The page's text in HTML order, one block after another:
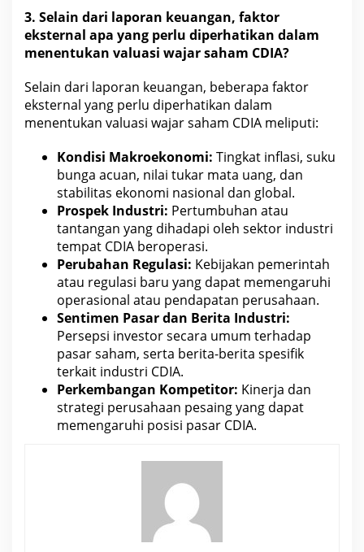
3. Selain dari laporan keuangan, faktor
eksternal apa yang perlu diperhatikan dalam
menentukan valuasi wajarsaham CDIA?
Selain dari laporan keuangan, beberapa faktor
eksternal yang perlu diperhatikan dalam
menentukan valuasi wajarsaham CDIA meliputi:
Kondisi Makroekonomi: Tingkat inflasi, suku
bunga acuan, nilai tukar mata uang, dan
stabilitas ekonomi nasional dan global.
Prospek Industri: Pertumbuhan atau
tantangan yang dihadapi oleh sektor industri
tempat CDIA beroperasi.
Perubahan Regulasi: Kebijakan pemerintah
atau regulasi baru yang dapat memengaruhi
operasional atau pendapatan perusahaan.
Sentimen Pasar dan Berita Industri:
Persepsi investor secara umum terhadap
pasarsaham, serta berita-berita spesifik
terkait industri CDIA.
Perkembangan Kompetitor: Kinerja dan
strategi perusahaan pesaing yang dapat
memengaruhi posisi pasar CDIA.